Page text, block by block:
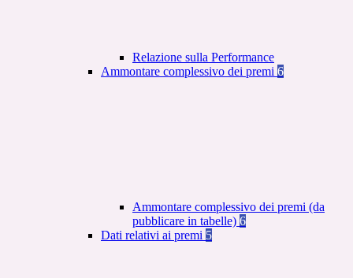
Relazione sulla Performance
Ammontare complessivo dei premi 6
Ammontare complessivo dei premi (da
pubblicare in tabelle) 6
Dati relativi ai premi 5